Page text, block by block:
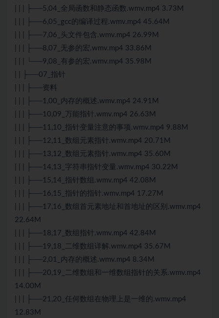
| | | ├──5,04_全局函数和静态函数.wmv.mp4 3.73M
| | | ├──6,05_gcc的编译过程.wmv.mp4 45.64M
| | | ├──7,06_头文件包含.wmv.mp4 26.99M
| | | ├──8,07_无参的宏.wmv.mp4 33.86M
| | | └──9,08_有参的宏.wmv.mp4 35.98M
| | ├──07_指针
| | | ├──资料
| | | ├──1,00_内存的概述.wmv.mp4 24.91M
| | | ├──10,09_万能指针.wmv.mp4 26.63M
| | | ├──11,10_指针变量注意的事项.wmv.mp4 9.88M
| | | ├──12,11_数组元素指针.wmv.mp4 20.71M
| | | ├──13,12_数组元素指针.wmv.mp4 35.60M
| | | ├──14,13_字符串指针变量.wmv.mp4 30.22M
| | | ├──15,14_指针数组.wmv.mp4 42.08M
| | | ├──16,15_指针的指针.wmv.mp4 17.27M
| | | ├──17,16_数组首元素地址和首地址的区别.wmv.mp4
22.64M
| | | ├──18,17_数组指针.wmv.mp4 42.84M
| | | ├──19,18_二维数组详解.wmv.mp4 35.67M
| | | ├──2,01_内存的概述.wmv.mp4 8.34M
| | | ├──20,19_二维数组和一维数组指针的关系.wmv.mp4
14.00M
| | | ├──21,20_任何数组在物理上是一维的.wmv.mp4
12.83M